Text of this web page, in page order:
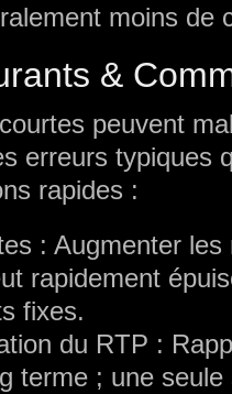
moins de
&
peuvent
erreurs typiques
rapides :
: Augmenter
rapidement
fixes.
du RTP :
terme ; une